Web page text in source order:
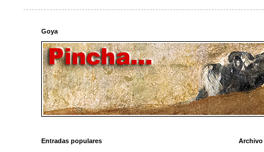
Goya
Entradas populares